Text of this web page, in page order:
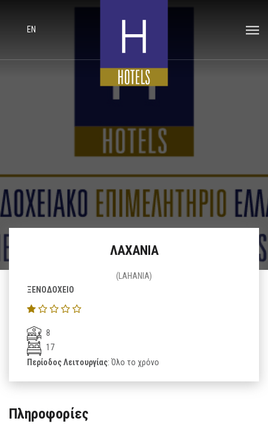
EN
ΛΑΧΑΝΙΑ
(LAHANIA)
ΞΕΝΟΔΟΧΕΙΟ
8
17
Περίοδος Λειτουργίας: Όλο το χρόνο
Πληροφορίες